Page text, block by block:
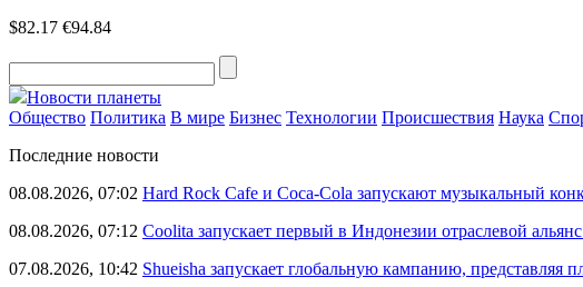
$82.17 €94.84
Новости планеты
Общество Политика В мире Бизнес Технологии Происшествия Наука
Последние новости
08.08.2026, 07:02 Hard Rock Cafe и Coca-Cola запускают музыкальный
08.08.2026, 07:12 Coolita запускает первый в Индонезии отраслевой
07.08.2026, 10:42 Shueisha запускает глобальную кампанию,